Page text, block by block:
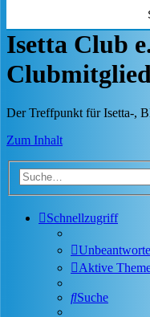
Isetta Club
Der Treffpunkt für Isetta-,
Zum Inhalt
Schnellzugriff
Aktive
Suche